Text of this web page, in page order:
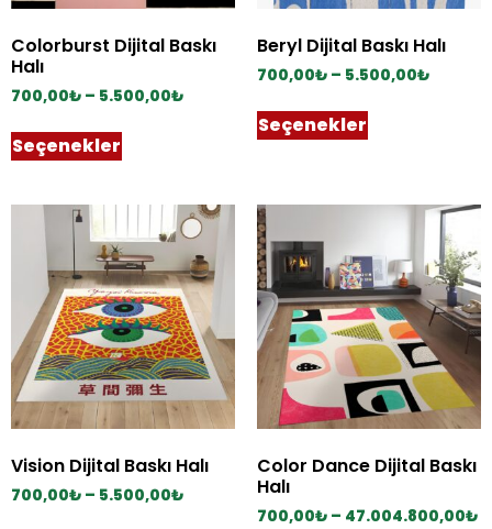
Colorburst Dijital Baskı
Halı
700,00₺ – 5.500,00₺
Seçenekler
Beryl Dijital Baskı Halı
700,00₺ – 5.500,00₺
Seçenekler
Vision Dijital Baskı Halı
700,00₺ – 5.500,00₺
Color Dance Dijital Baskı
Halı
700,00₺ – 47.004.800,00₺